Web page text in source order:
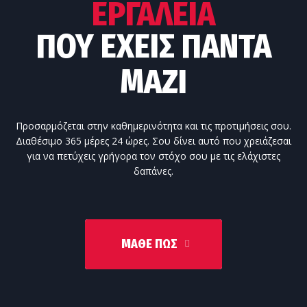
ΕΡΓΑΛΕΊΑ
ΠΟΥ ΈΧΕΙΣ ΠΆΝΤΑ
ΜΑΖΊ
Προσαρμόζεται στην καθημερινότητα και τις προτιμήσεις σου.
Διαθέσιμο 365 μέρες 24 ώρες. Σου δίνει αυτό που χρειάζεσαι
για να πετύχεις γρήγορα τον στόχο σου με τις ελάχιστες
δαπάνες.
ΜΆΘΕ ΠΩΣ